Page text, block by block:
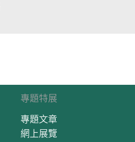
專題特展
專題文章
網上展覽